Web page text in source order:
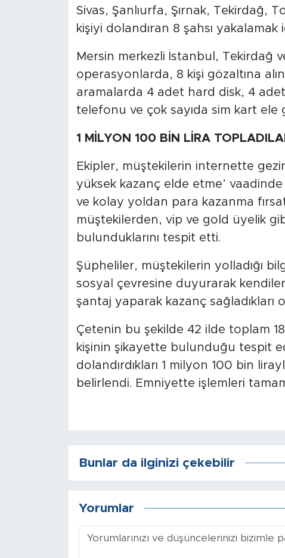
Sivas, Şanlıurfa, Şırnak, Tekirdağ,
kişiyi dolandıran 8 şahsı yakalamak
Mersin merkezli İstanbul, Tekirdağ
operasyonlarda, 8 kişi gözaltına
aramalarda 4 adet hard disk, 4
telefonu ve çok sayıda sim kart ele
1 MİLYON 100 BİN LİRA
Ekipler, müştekilerin internette
yüksek kazanç elde etme’
ve kolay yoldan para kazanma
müştekilerden, vip ve gold üyelik
bulunduklarını tespit etti.
Şüpheliler, müştekilerin yolladığı
sosyal çevresine duyurarak
şantaj yaparak kazanç sağladıkları
Çetenin bu şekilde 42 ilde toplam
kişinin şikayette bulunduğu tespit
dolandırdıkları 1 milyon 100 bin
belirlendi. Emniyette işlemleri
Bunlar da ilginizi çekebilir
Yorumlar
Adıyaman